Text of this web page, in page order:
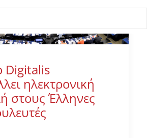
Digitalis
ηλεκτρονική
στους Έλληνες